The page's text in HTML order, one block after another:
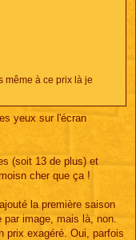
même à ce prix là je
yeux sur l'écran
(soit 13 de plus) et
cher que ça !
la première saison
image, mais là, non.
prix exagéré. Oui, parfois